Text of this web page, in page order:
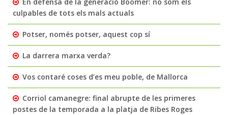
En defensa de la generació Boomer: no som els
culpables de tots els mals actuals
Potser, només potser, aquest cop sí
La darrera marxa verda?
Vos contaré coses d’es meu poble, de Mallorca
Corriol camanegre: final abrupte de les primeres
postes de la temporada a la platja de Ribes Roges